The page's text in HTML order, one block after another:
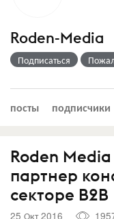
Roden-Media
Подписаться
посты подписчики
Roden
партнер
секторе B2B
25 Окт 2016